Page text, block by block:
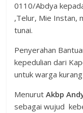
0110/Abdya
,Telur, Mie Instan,
tunai.
Penyerahan
kepedulian dari
untuk warga
MenurutAkbp
sebagai wujud